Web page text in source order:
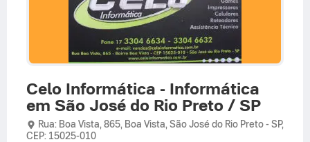
Celo Informática - Informática
em São José do Rio Preto / SP
Rua: Boa Vista, 865, Boa Vista, São José do Rio Preto- SP,
CEP: 15025-010